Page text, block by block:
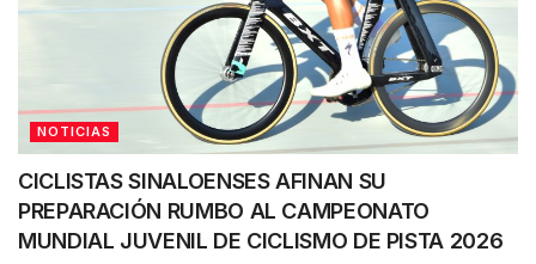
NOTICIAS
CICLISTAS SINALOENSES AFINAN SU
PREPARACIÓN RUMBO AL CAMPEONATO
MUNDIAL JUVENIL DE CICLISMO DE PISTA 2026